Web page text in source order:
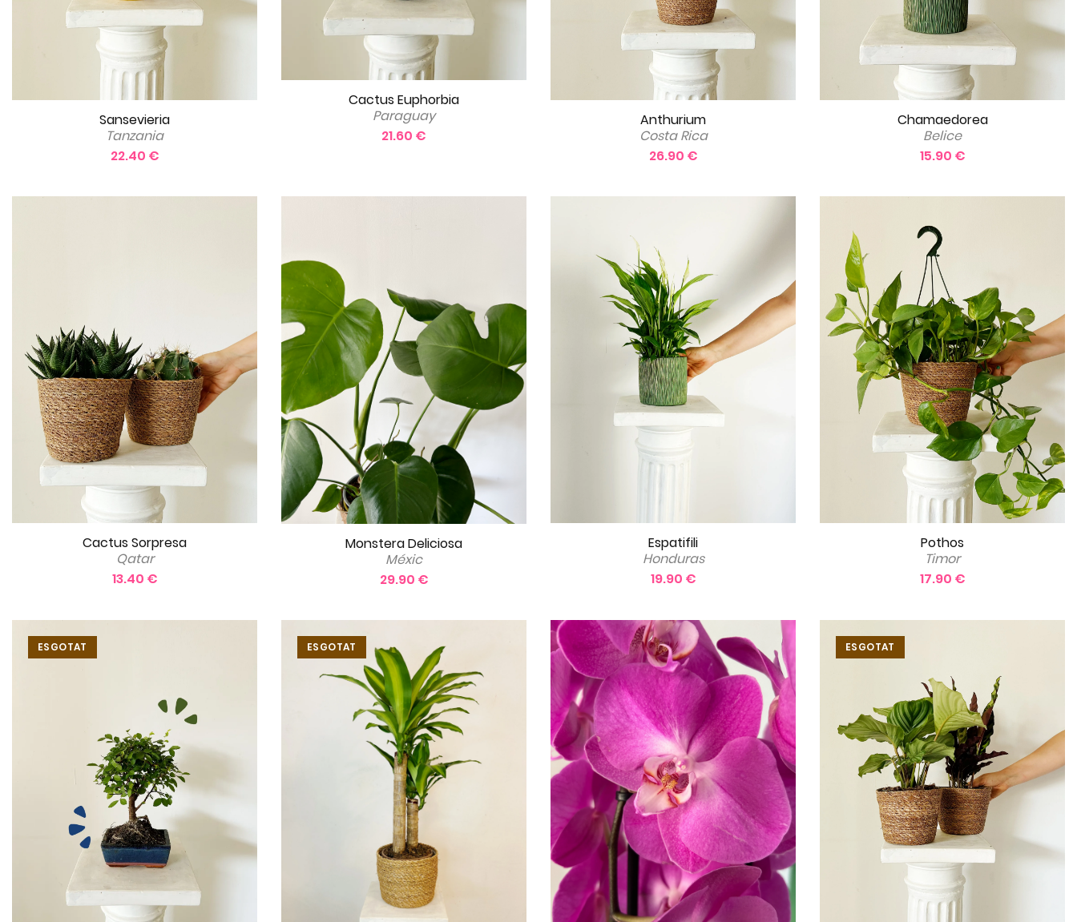
Sansevieria
Tanzania
22.40 €
Cactus Euphorbia
Paraguay
21.60 €
Anthurium
Costa Rica
26.90 €
Chamaedorea
Belice
15.90 €
Cactus Sorpresa
Qatar
13.40 €
Monstera Deliciosa
Méxic
29.90 €
Espatifili
Honduras
19.90 €
Pothos
Timor
17.90 €
ESGOTAT ESGOTAT ESGOTAT